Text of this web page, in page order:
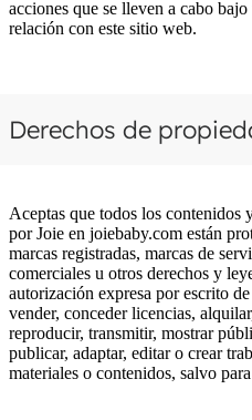
acciones que se lleven a cabo
relación con este sitio web.
Derechos de
Aceptas que todos los contenidos
por Joie en joiebaby.com están
marcas registradas, marcas de
comerciales u otros derechos y
autorización expresa por escrito
vender, conceder licencias,
reproducir, transmitir, mostrar
publicar, adaptar, editar o crear
materiales o contenidos, salvo